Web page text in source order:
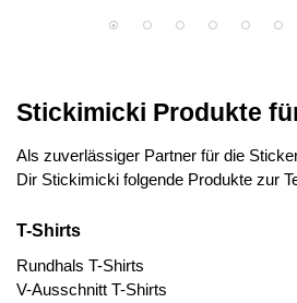
Stickimicki Produkte
Als zuverlässiger Partner für die
Dir Stickimicki folgende Produkte zur
T-Shirts
Rundhals T-Shirts
V-Ausschnitt T-Shirts